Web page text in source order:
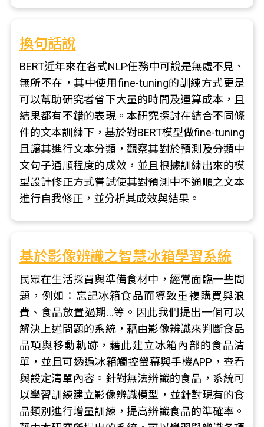
換句話說
BERT近年來在各式NLP任務中可說是無處不見、
無所不在，其中使用fine-tuning的訓練方式更是
可以幫助研究者省下大量的時間及運算成本，且
結果都有不錯的表現。本研究探討在結合不同條
件的文本訓練下，基於對BERT模型做fine-tuning
且讓其進行文本分類，觀察其對於預測及分類中
文句子通順程度的成效，並且根據訓練出來的模
型設計修正方式嘗試使其對預測中不通順之文本
進行自我修正，並分析其成效與結果。
基於影像辨識之智慧冰箱學習系統
民眾在生活採買與準備食材中，經常面臨一些問
題，例如：忘記冰箱食品而導致重複購買與浪
費、食品放置過期…等。因此我們提出一個可以
解決上述問題的系統，藉由影像辨識來判斷食品
品項與移動軌跡，藉此建立冰箱內部的食品清
單，並且可透過冰箱觸控螢幕與手機APP，查看
與設定清單內容。針對無法辨識的食品，系統可
以學習訓練建立影像辨識模型，並針對現有的食
品類別進行增量訓練，提高辨識食品的準確率。